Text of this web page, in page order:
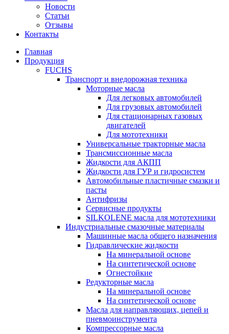
Новости
Статьи
Отзывы
Контакты
Главная
Продукция
FUCHS
Транспорт и внедорожная техника
Моторные масла
Для легковых автомобилей
Для грузовых автомобилей
Для стационарных газовых
двигателей
Для мототехники
Универсальные тракторные масла
Трансмиссионные масла
Жидкости для АКПП
Жидкости для ГУР и гидросистем
Автомобильные пластичные смазки и
пасты
Антифризы
Сервисные продукты
SILKOLENE масла для мототехники
Индустриальные смазочные материалы
Машинные масла общего назначения
Гидравлические жидкости
На минеральной основе
На синтетической основе
Огнестойкие
Редукторные масла
На минеральной основе
На синтетической основе
Масла для направляющих, цепей и
пневмоинструмента
Компрессорные масла